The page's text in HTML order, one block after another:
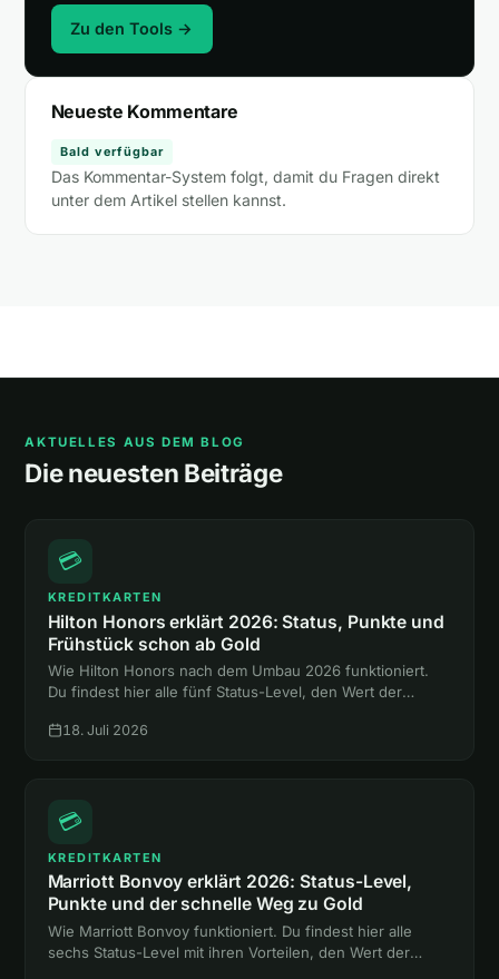
Zu den Tools →
Neueste Kommentare
Bald verfügbar
Das Kommentar-System folgt, damit du Fragen direkt
unter dem Artikel stellen kannst.
AKTUELLES AUS DEM BLOG
Die neuesten Beiträge
💳
KREDITKARTEN
Hilton Honors erklärt 2026: Status, Punkte und
Frühstück schon ab Gold
Wie Hilton Honors nach dem Umbau 2026 funktioniert.
Du findest hier alle fünf Status-Level, den Wert der
ganz ohne Hotelnacht.
18. Juli 2026
💳
KREDITKARTEN
Marriott Bonvoy erklärt 2026: Status-Level,
Punkte und der schnelle Weg zu Gold
Wie Marriott Bonvoy funktioniert. Du findest hier alle
sechs Status-Level mit ihren Vorteilen, den Wert der